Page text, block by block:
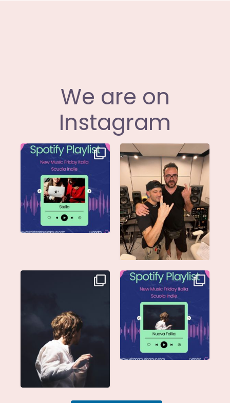
We are on
Instagram
Stella di
@musicadievandro è
disponibile su tutte
Siamo entusiasti di
annunciare che
@moseofficial
Singolo: Nuova Follia
Nuova Follia è finalmente
vostra e sta già